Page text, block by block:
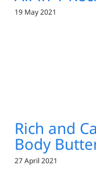
19 May 2021
Rich and
Body
27 April 2021